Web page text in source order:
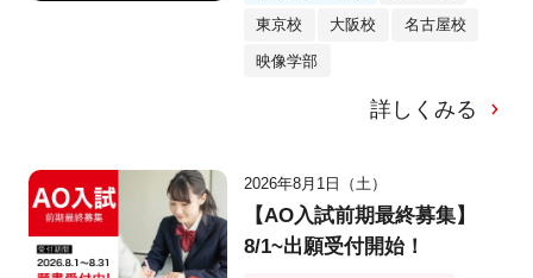
東京校 大阪校 名古屋校
映像学部
詳しくみる
2026年8月1日（土）
【AO入試前期最終募集】
8/1~出願受付開始！